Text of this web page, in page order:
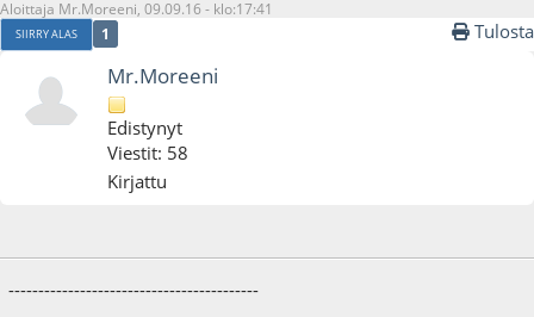
Aloittaja Mr.Moreeni, 09.09.16 - klo:17:41
SIIRRY ALAS 1 Tulosta
Mr.Moreeni
Edistynyt
Viestit: 58
Kirjattu
------------------------------------------